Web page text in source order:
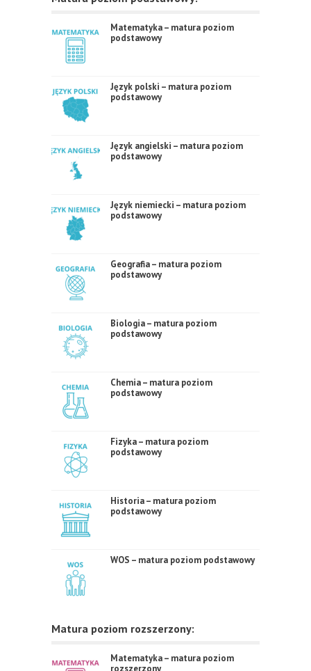
Matematyka – matura poziom
podstawowy
Język polski – matura poziom
podstawowy
Język angielski – matura poziom
podstawowy
Język niemiecki – matura poziom
podstawowy
Geografia – matura poziom
podstawowy
Biologia – matura poziom
podstawowy
Chemia – matura poziom
podstawowy
Fizyka – matura poziom
podstawowy
Historia – matura poziom
podstawowy
WOS – matura poziom podstawowy
Matura poziom rozszerzony:
Matematyka – matura poziom
rozszerzony